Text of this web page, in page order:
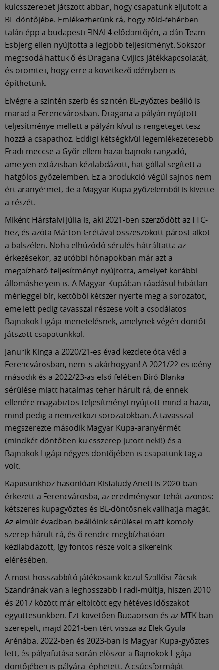
kulcsszerepet játszott abban, hogy csapatunk eljutott a
BL döntőjébe. Emlékezhetünk rá, hogy zöld-fehérben
talán épp a budapesti FINAL4 elődöntőjén, a dán Team
Esbjerg ellen nyújtotta a legjobb teljesítményt. Sokszor
megcsodálhattuk ő és Dragana Cvijics játékkapcsolatát,
és örömteli, hogy erre a következő idényben is
építhetünk.
Elvégre a szintén szerb és szintén BL-győztes beálló is
marad a Ferencvárosban. Dragana a pályán nyújtott
teljesítménye mellett a pályán kívül is rengeteget tesz
hozzá a csapathoz. Eddigi kétségkívül legemlékezetesebb
Fradi-meccse a Győr elleni hazai bajnoki rangadó,
amelyen extázisban kézilabdázott, hat góllal segített a
hatgólos győzelemben. Ez a produkció végül sajnos nem
ért aranyérmet, de a Magyar Kupa-győzelemből is kivette
a részét.
Miként Hársfalvi Júlia is, aki 2021-ben szerződött az FTC-
hez, és azóta Márton Grétával összeszokott párost alkot
a balszélen. Noha elhúzódó sérülés hátráltatta az
érkezésekor, az utóbbi hónapokban már azt a
megbízható teljesítményt nyújtotta, amelyet korábbi
állomáshelyein is. A Magyar Kupában ráadásul hibátlan
mérleggel bír, kettőből kétszer nyerte meg a sorozatot,
emellett pedig tavasszal részese volt a csodálatos
Bajnokok Ligája-menetelésnek, amelynek végén döntőt
játszott csapatunkkal.
Janurik Kinga a 2020/21-es évad kezdete óta véd a
Ferencvárosban, nem is akárhogyan! A 2021/22-es idény
második és a 2022/23-as első felében Bíró Blanka
sérülése miatt hatalmas teher hárult rá, de ennek
ellenére magabiztos teljesítményt nyújtott mind a hazai,
mind pedig a nemzetközi sorozatokban. A tavasszal
megszerezte második Magyar Kupa-aranyérmét
(mindkét döntőben kulcsszerep jutott neki!) és a
Bajnokok Ligája négyes döntőjében is csapatunk tagja
volt.
Kapusunkhoz hasonlóan Kisfaludy Anett is 2020-ban
érkezett a Ferencvárosba, az eredménysor tehát azonos:
kétszeres kupagyőztes és BL-döntősnek vallhatja magát.
Az elmúlt évadban beállóink sérülései miatt komoly
szerep hárult rá, és ő rendre megbízhatóan
kézilabdázott, így fontos része volt a sikereink
elérésében.
A most hosszabbító játékosaink közül Szöllősi-Zácsik
Szandrának van a leghosszabb Fradi-múltja, hiszen 2010
és 2017 között már eltöltött egy hétéves időszakot
együttesünkben. Ezt követően Budaörsön és az MTK-ban
szerepelt, majd 2021-ben tért vissza az Elek Gyula
Arénába. 2022-ben és 2023-ban is Magyar Kupa-győztes
lett, és pályafutása során először a Bajnokok Ligája
döntőjében is pályára léphetett. A csúcsformáját